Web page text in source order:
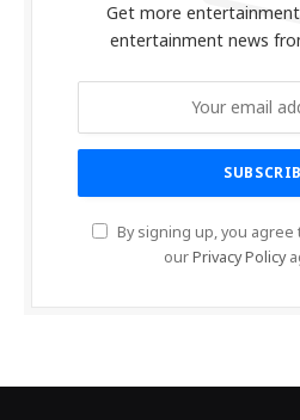
Get more
entertainment news
By signing up, you
ourPrivacy Policy